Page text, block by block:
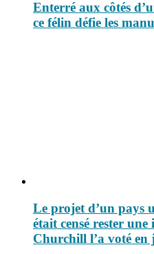
Enterré aux côtés
ce félin défie les
Le projet d’un pays
était censé rester
Churchill l’a voté en